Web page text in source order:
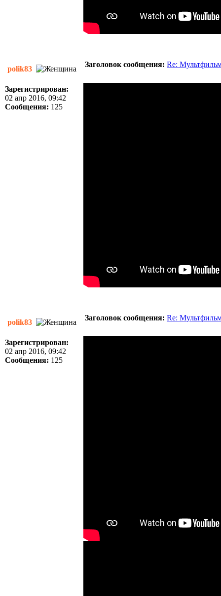
polik83
Заголовок сообщения: Re:
Зарегистрирован:
02 апр 2016, 09:42
Сообщения: 125
polik83
Заголовок сообщения: Re:
Зарегистрирован:
02 апр 2016, 09:42
Сообщения: 125